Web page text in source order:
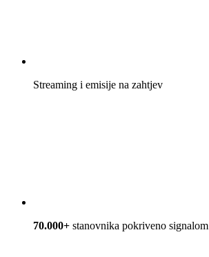
Streaming i emisije na zahtjev
70.000+ stanovnika pokriveno signalom